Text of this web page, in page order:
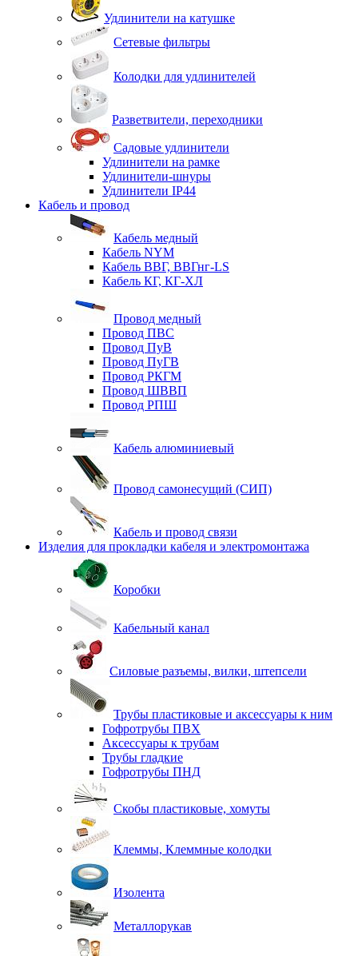
Удлинители на катушке
Сетевые фильтры
Колодки для удлинителей
Разветвители, переходники
Садовые удлинители
Удлинители на рамке
Удлинители-шнуры
Удлинители IP44
Кабель и провод
Кабель медный
Кабель NYM
Кабель ВВГ, ВВГнг-LS
Кабель КГ, КГ-ХЛ
Провод медный
Провод ПВС
Провод ПуВ
Провод ПуГВ
Провод РКГМ
Провод ШВВП
Провод РПШ
Кабель алюминиевый
Провод самонесущий (СИП)
Кабель и провод связи
Изделия для прокладки кабеля и электромонтажа
Коробки
Кабельный канал
Силовые разъемы, вилки, штепсели
Трубы пластиковые и аксессуары к ним
Гофротрубы ПВХ
Аксессуары к трубам
Трубы гладкие
Гофротрубы ПНД
Скобы пластиковые, хомуты
Клеммы, Клеммные колодки
Изолента
Металлорукав